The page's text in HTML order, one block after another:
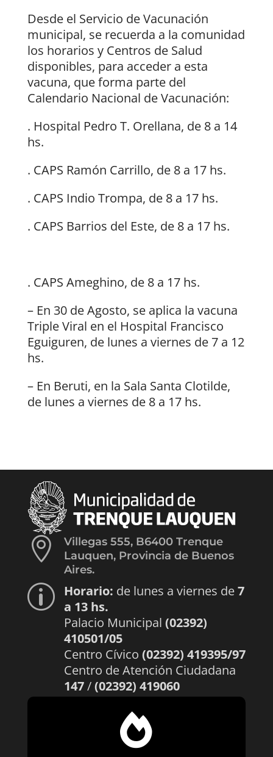
Desde el Servicio de Vacunación
municipal, se recuerda a la comunidad
los horarios y Centros de Salud
disponibles, para acceder a esta
vacuna, que forma parte del
Calendario Nacional de Vacunación:
. Hospital Pedro T. Orellana, de 8 a 14
hs.
. CAPS Ramón Carrillo, de 8 a 17 hs.
. CAPS Indio Trompa, de 8 a 17 hs.
. CAPS Barrios del Este, de 8 a 17 hs.
. CAPS Ameghino, de 8 a 17 hs.
– En 30 de Agosto, se aplica la vacuna
Triple Viral en el Hospital Francisco
Eguiguren, de lunes a viernes de 7 a 12
hs.
– En Beruti, en la Sala Santa Clotilde,
de lunes a viernes de 8 a 17 hs.

Villegas 555, B6400 Trenque
Lauquen, Provincia de Buenos
Aires.
p Horario: de lunes a viernes de7
a 13 hs.
Palacio Municipal (02392)
410501/05
Centro Cívico (02392) 419395/97
Centro de Atención Ciudadana
147/(02392) 419060
